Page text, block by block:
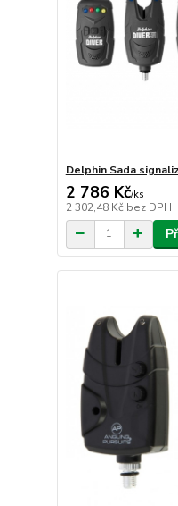
Delphin Sada
2 786 Kč/ks
2 302,48 Kč bez DPH